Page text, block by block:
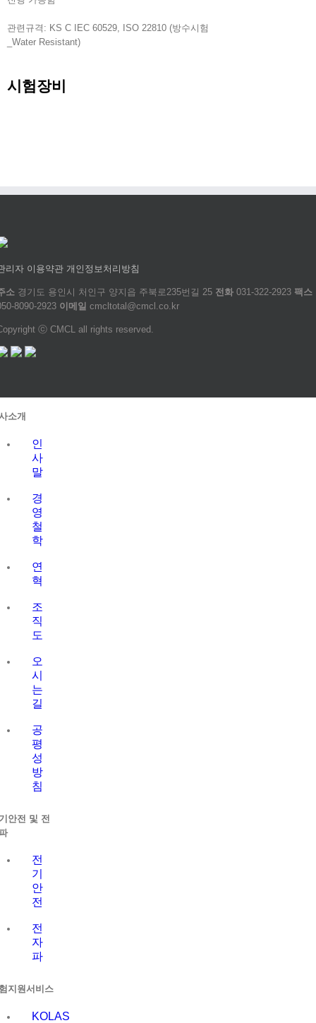
관련규격: KS C IEC 60529, ISO 22810 (방수시험
_Water Resistant)
시험장비
리자 이용약관 개인정보처리방침
소 경기도 용인시 처인구 양지읍 주북로235번길 25 전화 031-322-2923 팩스
8090-2923 이메일 cmcltotal@cmcl.co.kr
ⓒ CMCL all rights reserved.
Sliding
Area
소개
인
사
말
경
영
철
학
연
혁
조
직
도
오
시
는
길
공
평
성
방
침
안전 및 전
전
기
안
전
전
자
파
지원서비스
KOLAS